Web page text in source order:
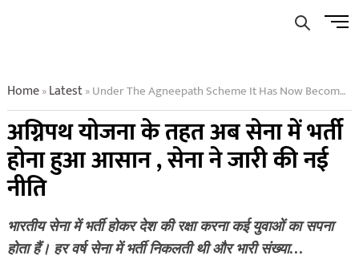
Menu
Home»Latest»Under The Agneepath Scheme It Has Now Become Easier To Join The Army The Army Has Released A New Policy
अग्निपथ योजना के तहत अब सेना में भर्ती
होना हुआ आसान , सेना ने जारी की नई
नीति
भारतीय सेना में भर्ती होकर देश की रक्षा करना कई युवाओं का सपना
होता हैं। हर वर्ष सेना में भर्ती निकलती थी और भारी संख्या…